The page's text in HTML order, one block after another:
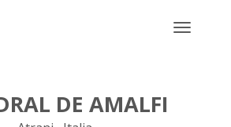
Toggle
DE AMALFI